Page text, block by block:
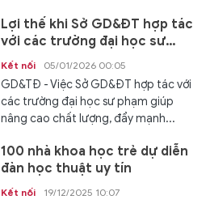
Lợi thế khi Sở GD&ĐT hợp tác
với các trường đại học sư
phạm
Kết nối 05/01/2026 00:05
GD&TĐ - Việc Sở GD&ĐT hợp tác với
các trường đại học sư phạm giúp
nâng cao chất lượng, đẩy mạnh...
100 nhà khoa học trẻ dự diễn
đàn học thuật uy tín
Kết nối 19/12/2025 10:07